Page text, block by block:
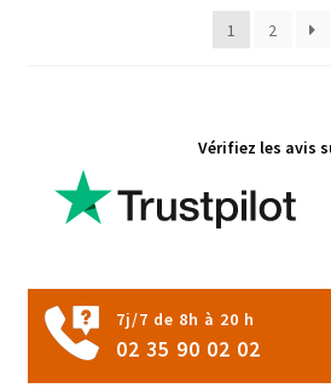
1 2
Vérifiez les avis
7j/7 de 8h à 20 h
02 35 90 02 02